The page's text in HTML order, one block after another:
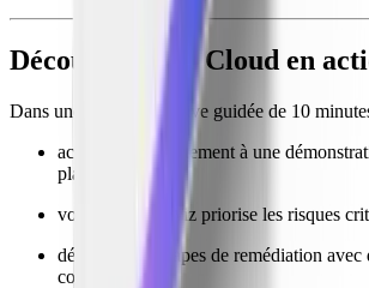
Découvrez Wiz Cloud en
Dans une visite interactive guidée de 10
accéder immédiatement à une
plateforme Wiz ;
voir comment Wiz priorise les risques
découvrir les étapes de remédiation avec
concrets.